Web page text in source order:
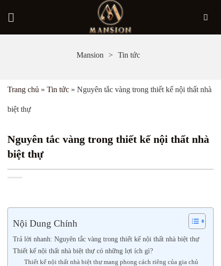
Mansion Tin tức
Trang chủ » Tin tức » Nguyên tắc vàng trong thiết kế nội thất nhà
biệt thự
Nguyên tắc vàng trong thiết kế nội thất nhà
biệt thự
Nội Dung Chính
Trả lời nhanh: Nguyên tắc vàng trong thiết kế nội thất nhà biệt thự
Thiết kế nội thất nhà biệt thự có những lợi ích gì?
Thiết kế nội thất nhà biệt thự mang phong cách riêng của gia chủ